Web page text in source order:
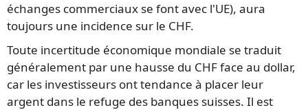
échanges commerciaux se font avec l'UE), aura
toujours une incidence sur le CHF.
Toute incertitude économique mondiale se traduit
généralement par une hausse du CHF face au dollar,
car les investisseurs ont tendance à placer leur
argent dans le refuge des banques suisses. Il est